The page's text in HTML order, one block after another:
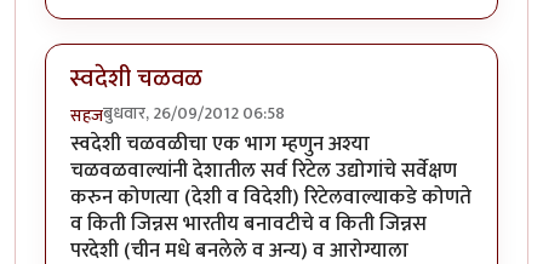
स्वदेशी चळवळ
सहजबुधवार, 26/09/2012 06:58
स्वदेशी चळवळीचा एक भाग म्हणुन अश्या
चळवळवाल्यांनी देशातील सर्व रिटेल उद्योगांचे सर्वेक्षण
करुन कोणत्या (देशी व विदेशी) रिटेलवाल्याकडे कोणते
व किती जिन्नस भारतीय बनावटीचे व किती जिन्नस
परदेशी (चीन मधे बनलेले व अन्य) व आरोग्याला